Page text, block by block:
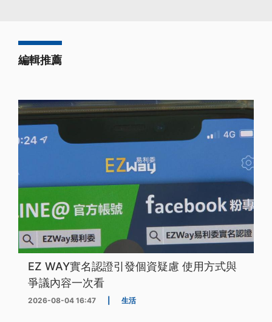
編輯推薦
EZ WAY實名認證引發個資疑慮 使用方式與
爭議內容一次看
2026-08-04 16:47 生活